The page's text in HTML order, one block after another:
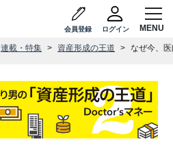
会員登録 ログイン
連載・特集 資産形成の王道 なぜ今、